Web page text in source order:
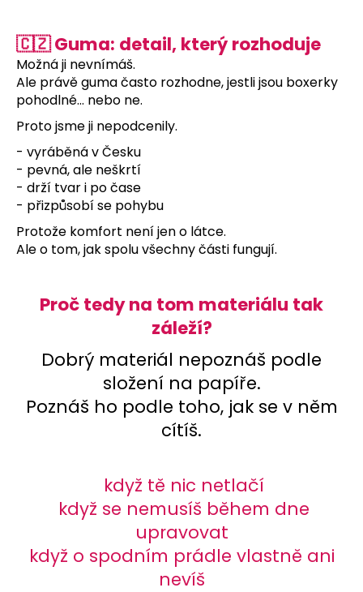
🇨🇿 Guma: detail, který rozhoduje
Možná ji nevnímáš.
Ale právě guma často rozhodne, jestli jsou boxerky
pohodlné… nebo ne.
Proto jsme ji nepodcenily.
- vyráběná v Česku
- pevná, ale neškrtí
- drží tvar i po čase
- přizpůsobí se pohybu
Protože komfort není jen o látce.
Ale o tom, jak spolu všechny části fungují.
Proč tedy na tom materiálu tak
záleží?
Dobrý materiál nepoznáš podle
složení na papíře.
Poznáš ho podle toho, jak se v něm
cítíš.
když tě nic netlačí
když se nemusíš během dne
upravovat
když o spodním prádle vlastně ani
nevíš